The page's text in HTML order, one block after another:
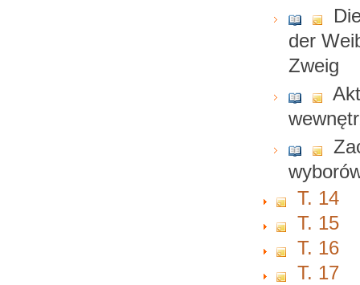
der
Zweig
T. 14
T. 15
T. 16
T. 17